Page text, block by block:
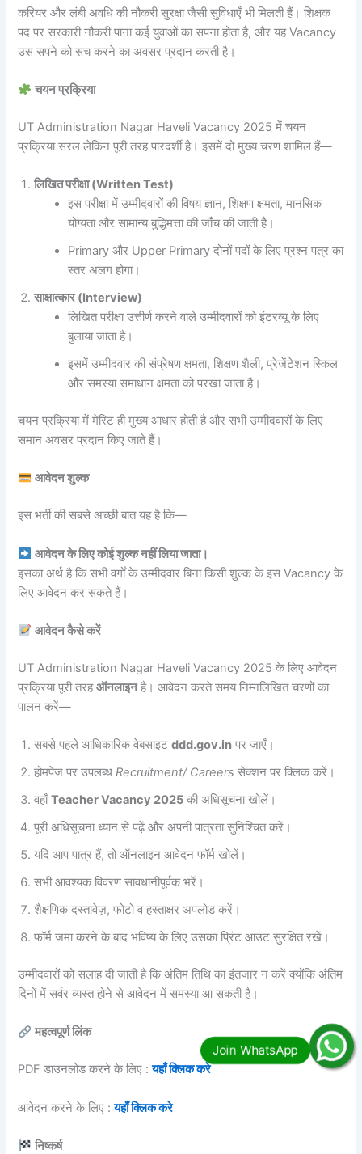
करियर और लंबी अवधि की नौकरी सुरक्षा जैसी सुविधाएँ भी मिलती हैं। शिक्षक
पद पर सरकारी नौकरी पाना कई युवाओं का सपना होता है, और यह Vacancy
उस सपने को सच करने का अवसर प्रदान करती है।
चयन प्रक्रिया
UT Administration Nagar Haveli Vacancy 2025 में चयन
प्रक्रिया सरल लेकिन पूरी तरह पारदर्शी है। इसमें दो मुख्य चरण शामिल हैं—
लिखित परीक्षा (Written Test)
इस परीक्षा में उम्मीदवारों की विषय ज्ञान, शिक्षण क्षमता, मानसिक
योग्यता और सामान्य बुद्धिमत्ता की जाँच की जाती है।
Primary और Upper Primary दोनों पदों के लिए प्रश्न पत्र का
स्तर अलग होगा।
साक्षात्कार (Interview)
लिखित परीक्षा उत्तीर्ण करने वाले उम्मीदवारों को इंटरव्यू के लिए
बुलाया जाता है।
इसमें उम्मीदवार की संप्रेषण क्षमता, शिक्षण शैली, प्रेजेंटेशन स्किल
और समस्या समाधान क्षमता को परखा जाता है।
चयन प्रक्रिया में मेरिट ही मुख्य आधार होती है और सभी उम्मीदवारों के लिए
समान अवसर प्रदान किए जाते हैं।
आवेदन शुल्क
इस भर्ती की सबसे अच्छी बात यह है कि—
आवेदन के लिए कोई शुल्क नहीं लिया जाता।
इसका अर्थ है कि सभी वर्गों के उम्मीदवार बिना किसी शुल्क के इस Vacancy के
लिए आवेदन कर सकते हैं।
आवेदन कैसे करें
UT Administration Nagar Haveli Vacancy 2025 के लिए आवेदन
प्रक्रिया पूरी तरहऑनलाइनहै। आवेदन करते समय निम्नलिखित चरणों का
पालन करें—
सबसे पहले आधिकारिक वेबसाइटddd.gov.in पर जाएँ।
होमपेज पर उपलब्धRecruitment/ Careers सेक्शन पर क्लिक करें।
वहाँTeacher Vacancy 2025 की अधिसूचना खोलें।
पूरी अधिसूचना ध्यान से पढ़ें और अपनी पात्रता सुनिश्चित करें।
यदि आप पात्र हैं, तो ऑनलाइन आवेदन फॉर्म खोलें।
सभी आवश्यक विवरण सावधानीपूर्वक भरें।
शैक्षणिक दस्तावेज़, फोटो व हस्ताक्षर अपलोड करें।
फॉर्म जमा करने के बाद भविष्य के लिए उसका प्रिंट आउट सुरक्षित रखें।
उम्मीदवारों को सलाह दी जाती है कि अंतिम तिथि का इंतजार न करें क्योंकि अंतिम
दिनों में सर्वर व्यस्त होने से आवेदन में समस्या आ सकती है।
महत्वपूर्ण लिंक
PDF डाउनलोड करने के लिए : यहाँ क्लिक करे
आवेदन करने के लिए :यहाँ क्लिक करे
निष्कर्ष